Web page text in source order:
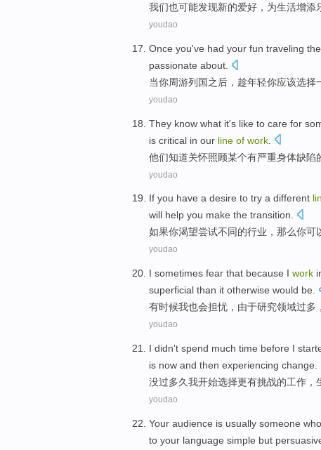
我们也可能发现新的爱好 ，为生活增添
youdao
Once you've had your fun traveling the
passionate about
当你周游列国之后， 趁年轻你应该选择
youdao
They know what it's like to care for
is critical in our line of work
他们知道关怀照顾某个有严重身体缺陷
youdao
If you have a desire to try a different
will help you make the transition.
如果你渴望尝试不同的行业 ， 那么你可
youdao
I sometimes fear that because I work
superficial than it otherwise would be.
有时候我也会担忧 ， 由于研究领域过多 ，
youdao
I didn't spend much time before I
is now and then experiencing change
没过多久 我开始选择更有挑战的工作 ，
youdao
Your audience is usually someone who
to your language simple but